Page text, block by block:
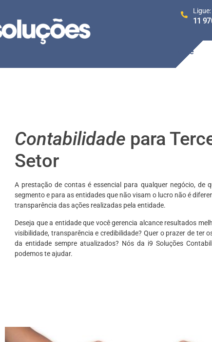
Ligue:
11
Home
Contabilidade para
Setor
A prestação de contas é essencial para qualquer negócio, de
segmento e para as entidades que não visam o lucro não é
transparência das ações realizadas pela entidade.
Deseja que a entidade que você gerencia alcance resultados
visibilidade, transparência e credibilidade? Quer o prazer de ter
da entidade sempre atualizados? Nós da i9 Soluções
podemos te ajudar.